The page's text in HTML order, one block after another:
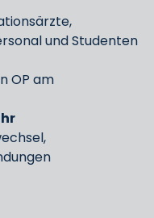
und Studenten
OP am